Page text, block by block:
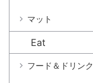
マット
Eat
フード＆ドリンク